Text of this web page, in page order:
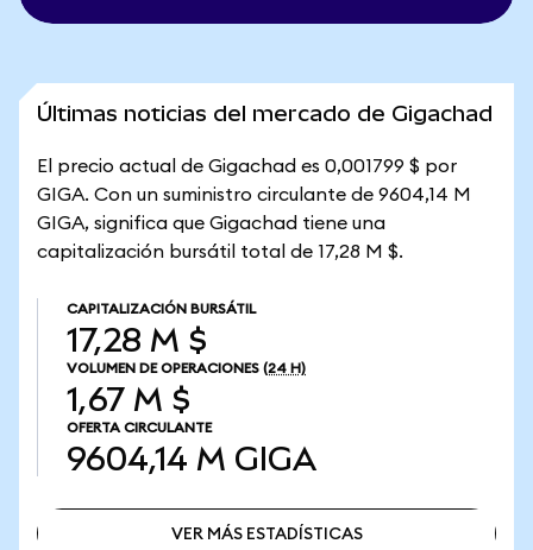
Últimas noticias del mercado de Gigachad
El precio actual de Gigachad es 0,001799 $ por
GIGA. Con un suministro circulante de 9604,14 M
GIGA, significa que Gigachad tiene una
capitalización bursátil total de 17,28 M $.
CAPITALIZACIÓN BURSÁTIL
17,28 M $
VOLUMEN DE OPERACIONES (24 H)
1,67 M $
OFERTA CIRCULANTE
9604,14 M GIGA
VER MÁS ESTADÍSTICAS